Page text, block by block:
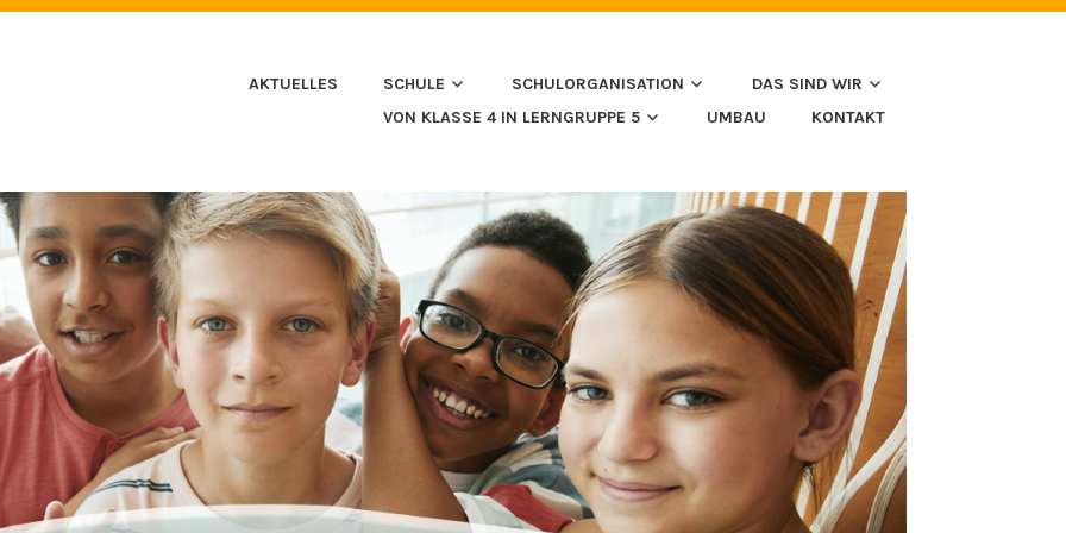
AKTUELLES SCHULE SCHULORGANISATION
DAS SIND WIR
VON KLASSE 4 IN LERNGRUPPE 5
UMBAU KONTAKT